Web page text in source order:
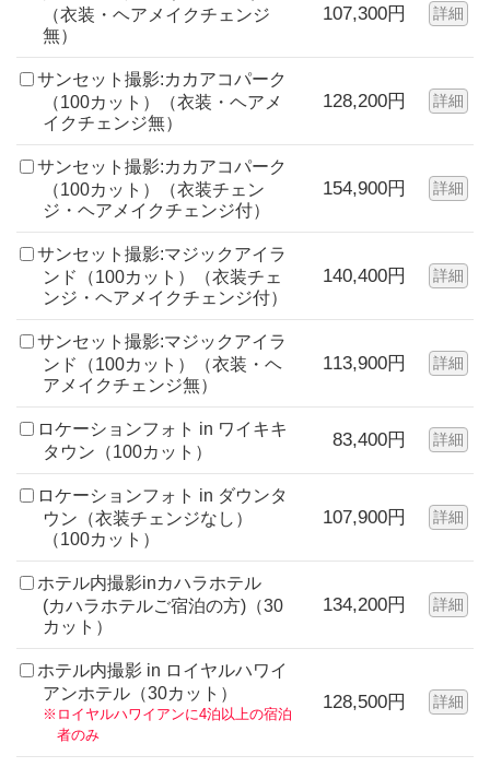
（衣装・ヘアメイクチェンジ
無）
107,300円 詳細
サンセット撮影:カカアコパーク
（100カット）（衣装・ヘアメ
イクチェンジ無）
128,200円 詳細
サンセット撮影:カカアコパーク
（100カット）（衣装チェン
ジ・ヘアメイクチェンジ付）
154,900円 詳細
サンセット撮影:マジックアイラ
ンド（100カット）（衣装チェ
ンジ・ヘアメイクチェンジ付）
140,400円 詳細
サンセット撮影:マジックアイラ
ンド（100カット）（衣装・ヘ
アメイクチェンジ無）
113,900円 詳細
ロケーションフォト in ワイキキ
タウン（100カット）
83,400円 詳細
ロケーションフォト in ダウンタ
ウン（衣装チェンジなし）
（100カット）
107,900円 詳細
ホテル内撮影inカハラホテル
(カハラホテルご宿泊の方)（30
カット）
134,200円 詳細
ホテル内撮影 in ロイヤルハワイ
アンホテル（30カット）
※ロイヤルハワイアンに4泊以上の宿泊
者のみ
128,500円 詳細